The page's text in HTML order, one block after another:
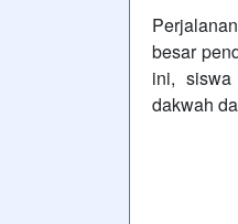
besar
ini, siswa
dakwah